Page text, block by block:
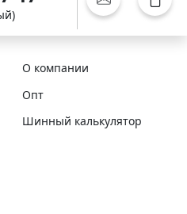
О компании
Опт
Шинный калькулятор